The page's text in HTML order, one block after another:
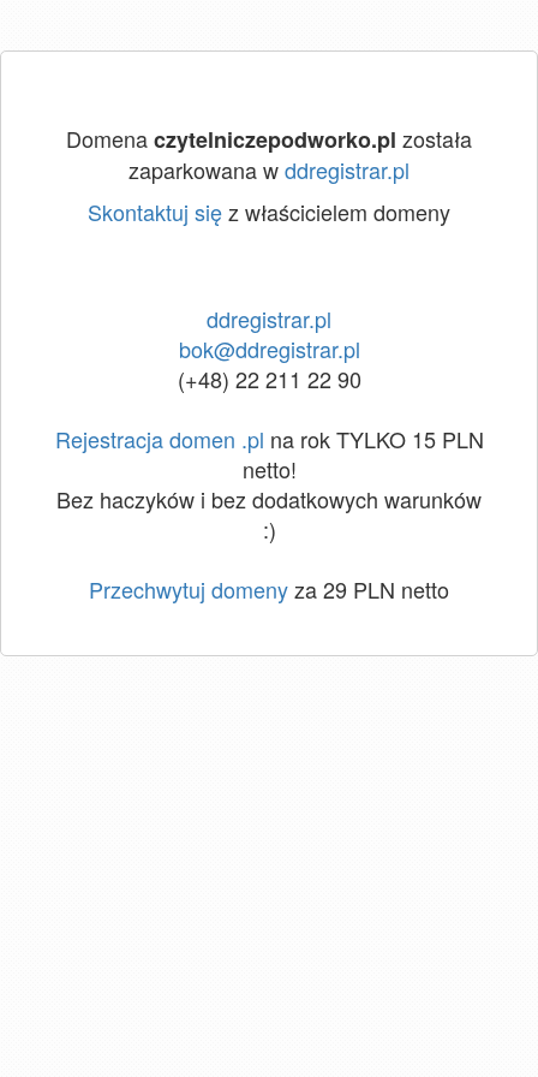
Domenaczytelniczepodworko.pl została
zaparkowana wddregistrar.pl
Skontaktuj sięz właścicielem domeny
ddregistrar.pl
bok@ddregistrar.pl
(+48) 22 211 22 90
Rejestracja domen .pl na rok TYLKO 15 PLN
netto!
Bez haczyków i bez dodatkowych warunków
:)
Przechwytuj domenyza 29 PLN netto